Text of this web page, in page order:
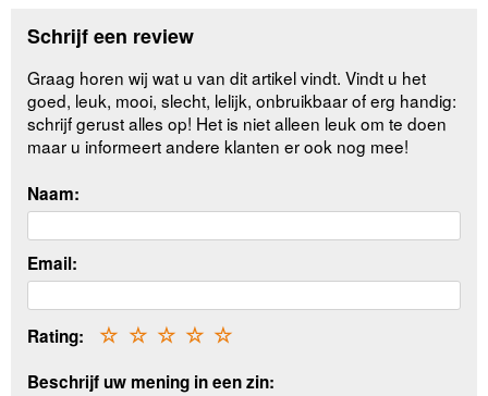
Schrijf een review
Graag horen wij wat u van dit artikel vindt. Vindt u het
goed, leuk, mooi, slecht, lelijk, onbruikbaar of erg handig:
schrijf gerust alles op! Het is niet alleen leuk om te doen
maar u informeert andere klanten er ook nog mee!
Naam:
Email:
Rating: ☆
☆
☆
☆
☆
Beschrijf uw mening in een zin: